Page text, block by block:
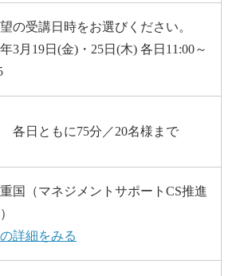
の受講日時をお選びください。
3月19日(金)・25日(木) 各日11:00～
各日ともに75分／20名様まで
国（マネジメントサポートCS推進
詳細をみる